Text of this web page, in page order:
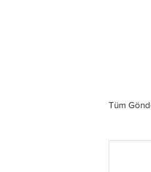
Tüm